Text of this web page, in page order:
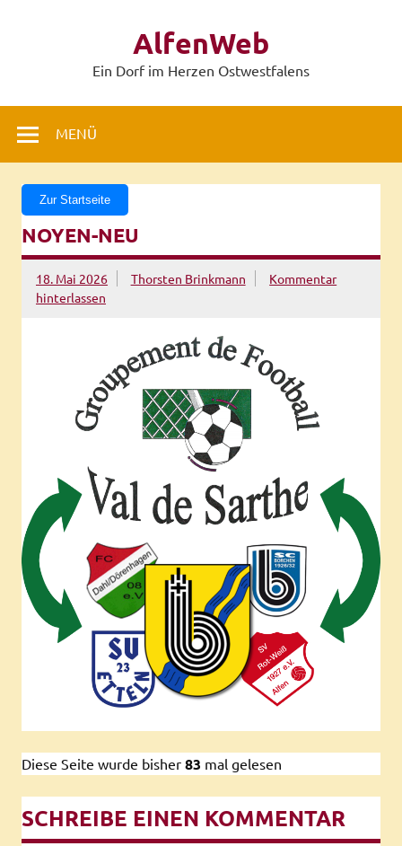
AlfenWeb
Ein Dorf im Herzen Ostwestfalens
MENÜ
Zur Startseite
NOYEN-NEU
18. Mai 2026 Thorsten Brinkmann
Kommentar
hinterlassen
Diese Seite wurde bisher 83 mal gelesen
SCHREIBE EINEN KOMMENTAR